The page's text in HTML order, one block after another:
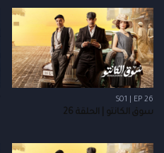
S01 | EP 26
سوق الكانتو | الحلقة 26